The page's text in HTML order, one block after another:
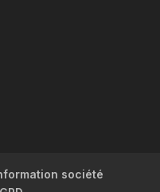
société